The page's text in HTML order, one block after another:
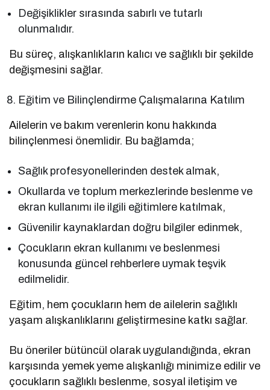
Değişiklikler sırasında sabırlı ve tutarlı
olunmalıdır.
Bu süreç, alışkanlıkların kalıcı ve sağlıklı bir şekilde
değişmesini sağlar.
Eğitim ve Bilinçlendirme Çalışmalarına Katılım
Ailelerin ve bakım verenlerin konu hakkında
bilinçlenmesi önemlidir. Bu bağlamda;
Sağlık profesyonellerinden destek almak,
Okullarda ve toplum merkezlerinde beslenme ve
ekran kullanımı ile ilgili eğitimlere katılmak,
Güvenilir kaynaklardan doğru bilgiler edinmek,
Çocukların ekran kullanımı ve beslenmesi
konusunda güncel rehberlere uymak teşvik
edilmelidir.
Eğitim, hem çocukların hem de ailelerin sağlıklı
yaşam alışkanlıklarını geliştirmesine katkı sağlar.
Bu öneriler bütüncül olarak uygulandığında, ekran
karşısında yemek yeme alışkanlığı minimize edilir ve
çocukların sağlıklı beslenme, sosyal iletişim ve